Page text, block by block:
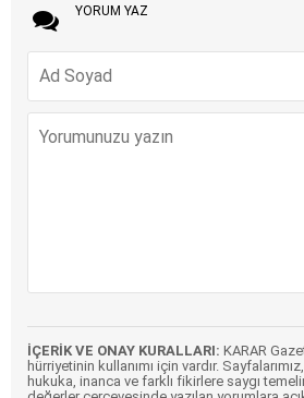
YORUM YAZ
İÇERİK VE ONAY KURALLARI: KARAR
hürriyetinin kullanımı için vardır.
hukuka, inanca ve farklı fikirlere saygı